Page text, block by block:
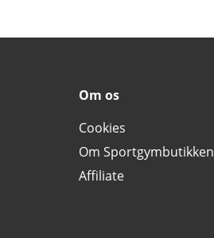
Om os
Cookies
Om Sportgymbutikken
Affiliate